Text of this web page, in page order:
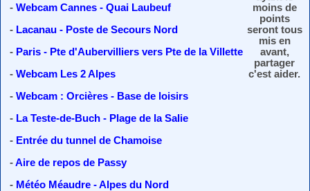
- Webcam Cannes - Quai Laubeuf
- Lacanau - Poste de Secours Nord
- Paris - Pte d'Aubervilliers vers Pte de la Villette
- Webcam Les 2 Alpes
- Webcam : Orcières - Base de loisirs
- La Teste-de-Buch - Plage de la Salie
- Entrée du tunnel de Chamoise
-Aire de repos de Passy
- Météo Méaudre - Alpes du Nord
moins de
points
seront tous
mis en
avant,
partager
c'est aider.